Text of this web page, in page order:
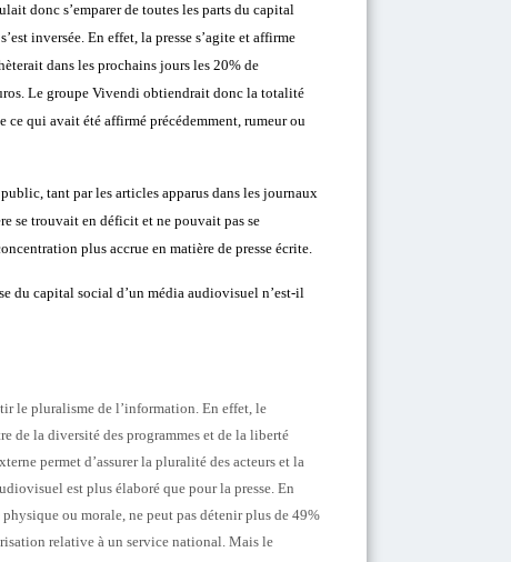
donc s’emparer de toutes les parts du capital
inversée. En effet, la presse s’agite et affirme
dans les prochains jours les 20% de
Le groupe Vivendi obtiendrait donc la totalité
qui avait été affirmé précédemment, rumeur ou
tant par les articles apparus dans les journaux
se trouvait en déficit et ne pouvait pas se
plus accrue en matière de presse écrite.
du capital social d’un média audiovisuel n’est-il
le pluralisme de l’information. En effet, le
de la diversité des programmes et de la liberté
permet d’assurer la pluralité des acteurs et la
est plus élaboré que pour la presse. En
ou morale, ne peut pas détenir plus de 49%
relative à un service national. Mais le